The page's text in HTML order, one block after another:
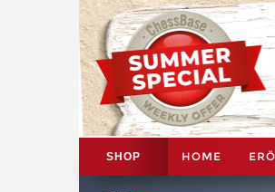
SHOP HOME